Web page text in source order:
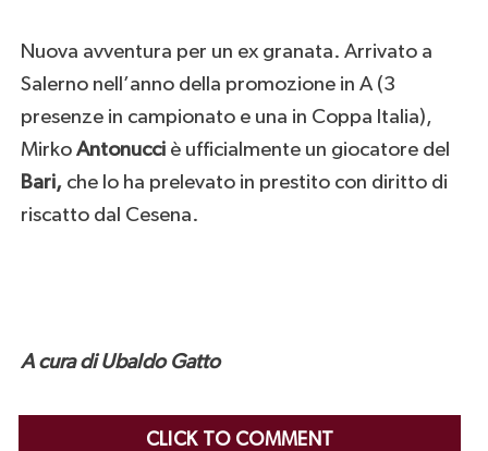
Nuova avventura per un ex granata. Arrivato a
Salerno nell’anno della promozione in A (3
presenze in campionato e una in Coppa Italia),
Mirko Antonucciè ufficialmente un giocatore del
Bari, che lo ha prelevato in prestito con diritto di
riscatto dal Cesena.
A cura di Ubaldo Gatto
CLICK TO COMMENT